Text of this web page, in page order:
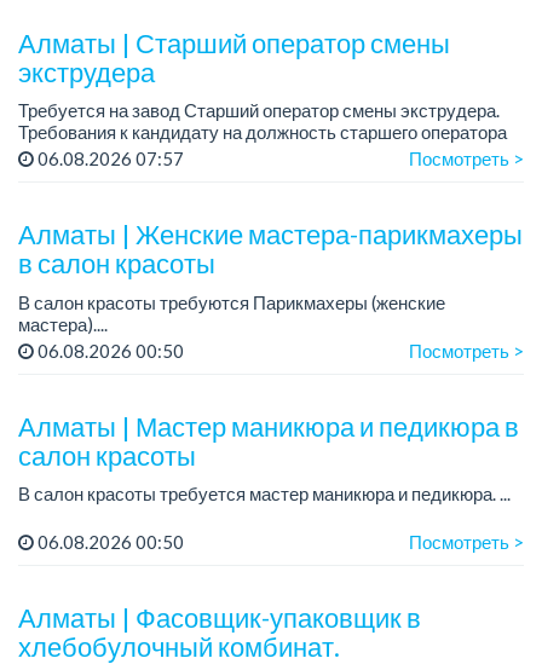
Алматы | Старший оператор смены
экструдера
Требуется на завод Старший оператор смены экструдера.
Требования к кандидату на должность старшего оператора
экструдера:
06.08.2026 07:57 Посмотреть >
Алматы | Женские мастера-парикмахеры
в салон красоты
В салон красоты требуются Парикмахеры (женские
мастера)....
06.08.2026 00:50
Посмотреть >
Алматы | Мастер маникюра и педикюра в
салон красоты
В салон красоты требуется мастер маникюра и педикюра. ...
06.08.2026 00:50 Посмотреть >
Алматы | Фасовщик-упаковщик в
хлебобулочный комбинат.